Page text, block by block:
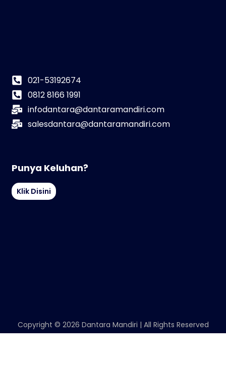
021-53192674
0812 8166 1991
infodantara@dantaramandiri.com
salesdantara@dantaramandiri.com
Punya Keluhan?
Klik Disini
Copyright © 2026 Dantara Mandiri | All Rights Reserved